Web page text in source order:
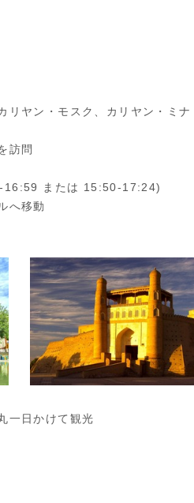
リヤン・モスク、カリヤン・ミナ
訪問
16:59 または 15:50-17:24)
へ移動
一日かけて観光